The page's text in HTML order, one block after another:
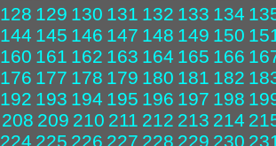
128 129 130 131 132 133 134
144 145 146 147 148 149 150
160 161 162 163 164 165 166
176 177 178 179 180 181 182
192 193 194 195 196 197 198
208 209 210 211 212 213 214
224 225 226 227 228 229 230